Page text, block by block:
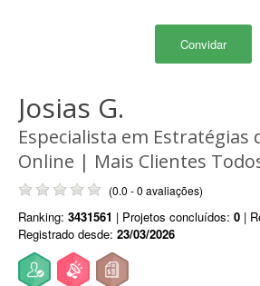
Convidar
Josias G.
Especialista em Estratégias
Online | Mais Clientes
(0.0 - 0 avaliações)
Ranking: 3431561 | Projetos concluídos: 0 |
Registrado desde: 23/03/2026